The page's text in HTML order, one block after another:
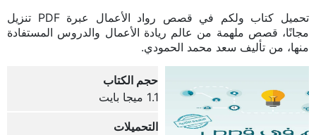
تحميل كتاب ولكم في قصص رواد الأعمال عبرة PDF تنزيل
مجانًا، قصص ملهمة من عالم ريادة الأعمال والدروس المستفادة
منها، من تأليف سعد محمد الحمودي.
حجم الكتاب
1.1 ميجا بايت
التحميلات